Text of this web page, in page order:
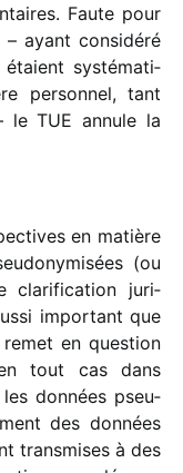
Faute pour
– ayant consi­déré
étaient systé­ma­ti­
person­nel, tant
le TUE annule la
en matière
(ou
clari­fi­ca­tion juri­
impor­tant que
en ques­tion
tout cas dans
les données pseu­
des données
trans­mises à des